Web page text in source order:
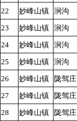
22 妙峰山镇 涧沟
23 妙峰山镇 涧沟
24 妙峰山镇 涧沟
25 妙峰山镇 涧沟
26 妙峰山镇 陇驾庄
27 妙峰山镇 陇驾庄
28 妙峰山镇 陇驾庄